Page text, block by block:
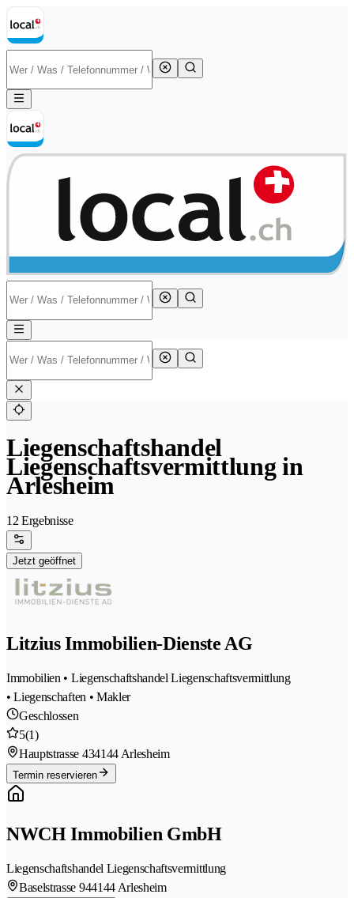
Liegenschaftshandel
Liegenschaftsvermittlung in
Arlesheim
12 Ergebnisse
Jetzt geöffnet
Litzius Immobilien-Dienste AG
Immobilien • Liegenschaftshandel Liegenschaftsvermittlung
• Liegenschaften • Makler
Geschlossen
5(1)
Hauptstrasse 434144 Arlesheim
Termin reservieren
NWCH Immobilien GmbH
Liegenschaftshandel Liegenschaftsvermittlung
Baselstrasse 944144 Arlesheim